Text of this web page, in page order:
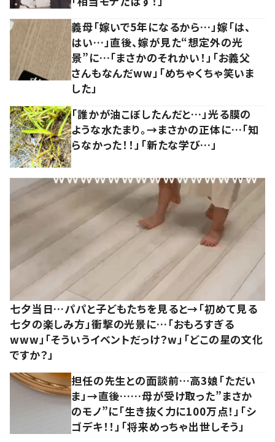
義母「嫁いで5年になるから…」嫁「は、
はい…」直後、嫁が見た“想定外の光
景”に…「まさかのそれかい！」「お義父
さんもなんだww」「めちゃくちゃ笑いま
した」
「誰かが油こぼしたんだと…」光る膜の
ような水たまり。→まさかの正体に…「知
らなかった！！」「新たな学び…」
七夕当日…パパと子どもたちを見ると→「初めて見る
七夕の楽しみ方」衝撃の光景に…「おもろすぎる
www」「そういうイベントだっけ？w」「どこの星の文化
ですか？」
担任の先生との面談前…高3娘「ただい
ま」→直後……母が受け取った”まさか
のモノ”に「生き抜く力に100万点！」「シ
ゴデキ！！」「将来めっちゃ出世しそう」